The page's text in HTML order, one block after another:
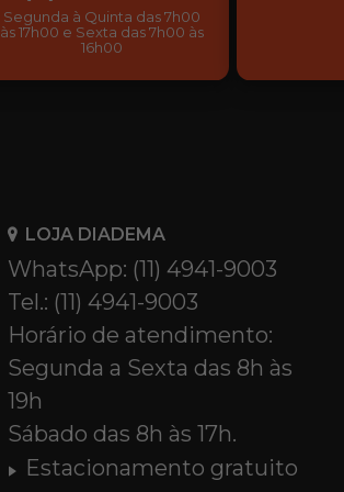
Segunda à Quinta das 7h00
às 17h00 e Sexta das 7h00 às
16h00
LOJA DIADEMA
WhatsApp: (11) 4941-9003
Tel.: (11) 4941-9003
Horário de atendimento:
Segunda a Sexta das 8h às
19h
Sábado das 8h às 17h.
Estacionamento gratuito